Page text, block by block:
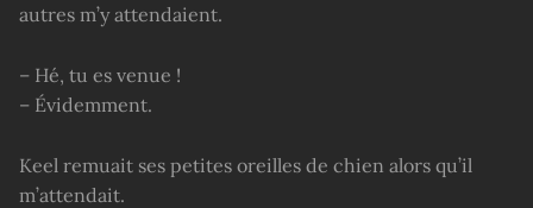
autres m’y attendaient.
– Hé, tu es venue !
– Évidemment.
Keel remuait ses petites oreilles de chien alors qu’il
m’attendait.